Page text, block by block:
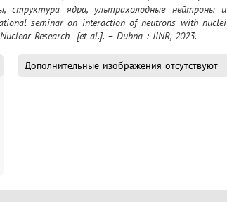
структура ядра, ультрахолодные нейтроны и
seminar оn interaction of neutrons with nuclei
Research  [et al.]. – Dubna : JINR, 2023.
Дополнительные изображения отсутствуют